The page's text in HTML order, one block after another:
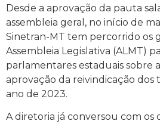
Desde a aprovação da pauta
assembleia geral, no início de
Sinetran-MT tem percorrido os
Assembleia Legislativa (ALMT)
parlamentares estaduais sobre
aprovação da reivindicação dos
ano de 2023.
A diretoria já conversou com os